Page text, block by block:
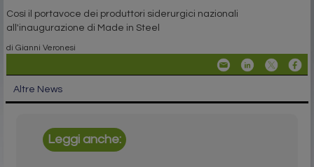
Così il portavoce dei produttori siderurgici nazionali
all'inaugurazione di Made in Steel
di Gianni Veronesi
Altre News
Leggi anche: